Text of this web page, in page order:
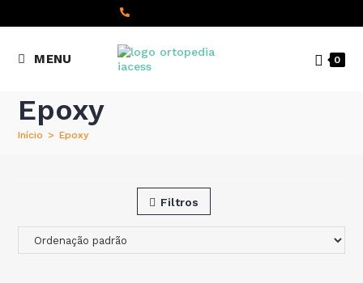
Chamada para a rede fixa
MENU 0
Epoxy
Início > Epoxy
Filtros